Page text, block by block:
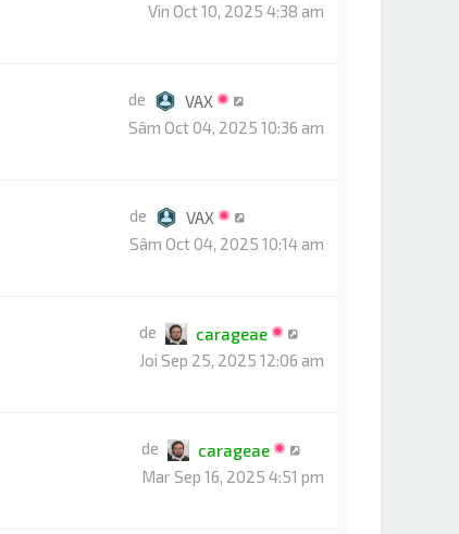
Vin Oct 10, 2025 4:38 am
de
VAX
Sâm Oct 04, 2025 10:36 am
de
VAX
Sâm Oct 04, 2025 10:14 am
de
carageae
Joi Sep 25, 2025 12:06 am
de
carageae
Mar Sep 16, 2025 4:51 pm